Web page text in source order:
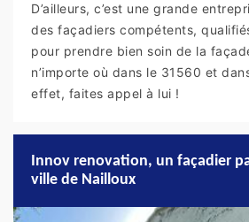
D’ailleurs, c’est une grande
des façadiers compétents,
pour prendre bien soin de la
n’importe où dans le 31560 et
effet, faites appel à lui !
Innov renovation, un façadier
ville de Nailloux